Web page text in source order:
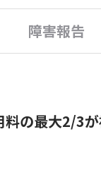
障害報告
料の最大2/3